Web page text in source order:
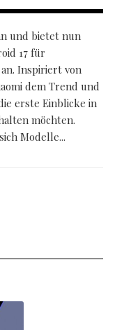
und bietet nun
17 für
Inspiriert von
dem Trend und
erste Einblicke in
möchten.
Modelle...